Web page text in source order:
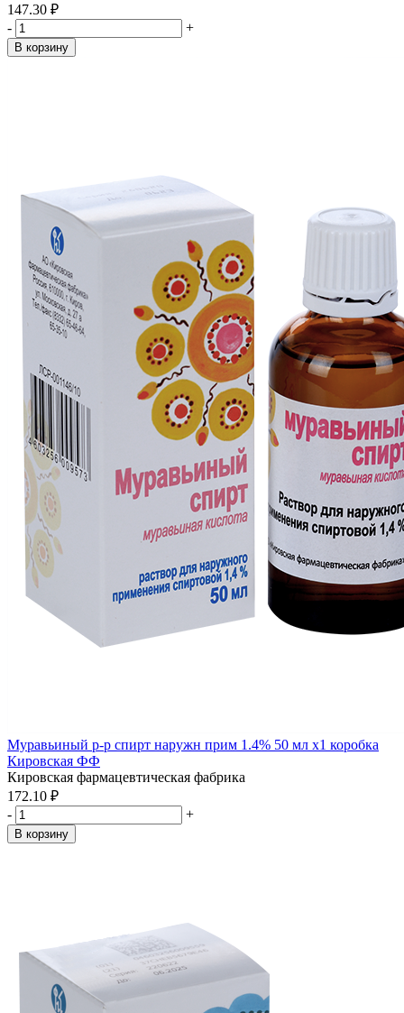
147.30 ₽
-
+
В корзину
Муравьиный р-р спирт наружн прим 1.4% 50 мл x1 коробка
Кировская ФФ
Кировская фармацевтическая фабрика
172.10 ₽
-
+
В корзину